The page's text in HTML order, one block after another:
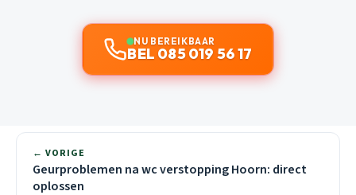
NU BEREIKBAAR
BEL 085 019 56 17
← VORIGE
Geurproblemen na wc verstopping Hoorn: direct
oplossen